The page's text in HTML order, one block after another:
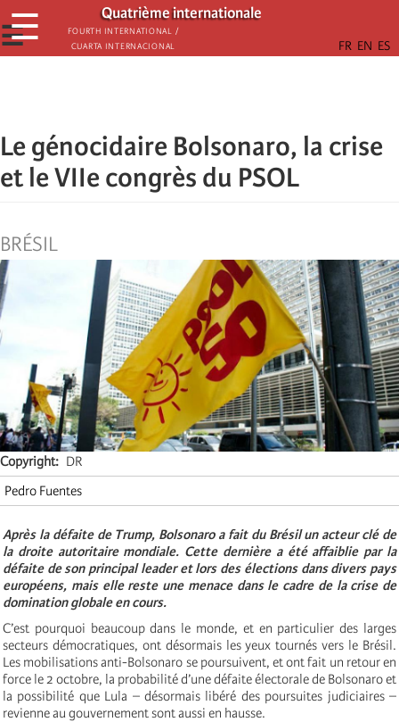
Aller
au
contenu
Quatrième internationale
Fourth International /
Cuarta Internacional
☰
☰
Le génocidaire Bolsonaro, la crise
et le VIIe congrès du PSOL
BRÉSIL
Copyright
DR
Pedro Fuentes
Après la défaite de Trump, Bolsonaro a fait du Brésil un acteur clé de
la droite autoritaire mondiale. Cette dernière a été affaiblie par la
défaite de son principal leader et lors des élections dans divers pays
européens, mais elle reste une menace dans le cadre de la crise de
domination globale en cours.
C’est pourquoi beaucoup dans le monde, et en particulier des larges
secteurs démocratiques, ont désormais les yeux tournés vers le Brésil.
Les mobilisations anti-Bolsonaro se poursuivent, et ont fait un retour en
force le 2 octobre, la probabilité d’une défaite électorale de Bolsonaro et
la possibilité que Lula – désormais libéré des poursuites judiciaires –
revienne au gouvernement sont aussi en hausse.